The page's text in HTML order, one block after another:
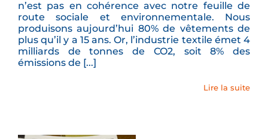
n’est pas en cohérence avec notre feuille de
route sociale et environnementale. Nous
produisons aujourd’hui 80% de vêtements de
plus qu’il y a 15 ans. Or, l’industrie textile émet 4
milliards de tonnes de CO2, soit 8% des
émissions de [...]
Lire la suite